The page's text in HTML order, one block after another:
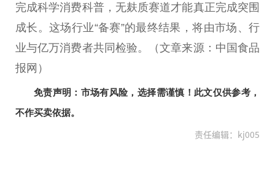
完成科学消费科普，无麸质赛道才能真正完成突围
成长。这场行业“备赛”的最终结果，将由市场、行
业与亿万消费者共同检验。（文章来源： 中国食品
报网）
免责声明：市场有风险，选择需谨慎！此文仅供参考，
不作买卖依据。
责任编辑：kj005